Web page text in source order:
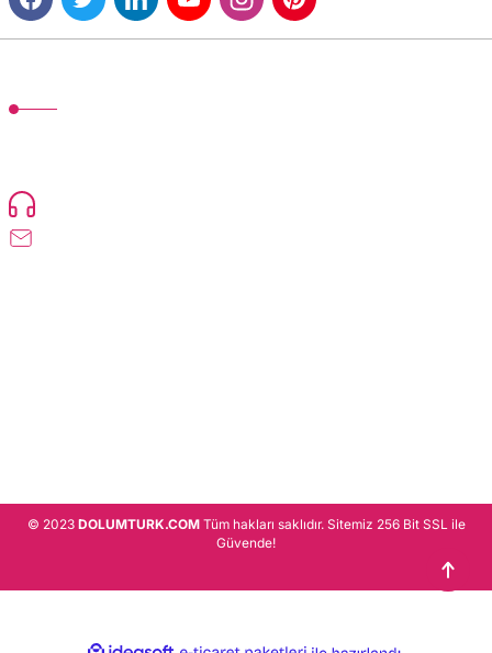
© 2023 DOLUMTURK.COMTüm hakları saklıdır. Sitemiz 256 Bit SSL ile
Güvende!